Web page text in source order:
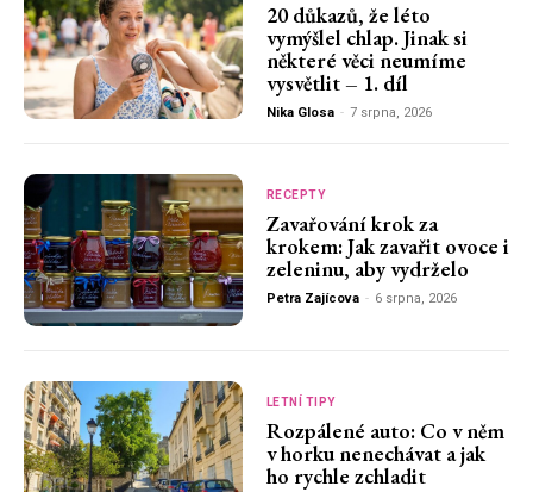
20 důkazů, že léto
vymýšlel chlap. Jinak si
některé věci neumíme
vysvětlit – 1. díl
Nika Glosa - 7 srpna, 2026
RECEPTY
Zavařování krok za
krokem: Jak zavařit ovoce i
zeleninu, aby vydrželo
Petra Zajícova - 6 srpna, 2026
LETNÍ TIPY
Rozpálené auto: Co v něm
v horku nenechávat a jak
ho rychle zchladit